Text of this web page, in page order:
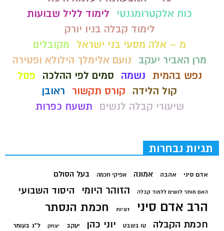
כוח אלקטרומגנטי
לימוד לליל שבועות
לימוד קבלה בניו יורק
מ – אלה מסעי בני ישראל
מקובלים
מרן האביר יעקב
נועם אלימלך הילולא ופטירה
נפש בהמית נשמה סמים לפי ההלכה
פסל
קול הלידה
קורס תקשור
ראובן
שיעורי קבלה לנשים
תשעח כפרות
תגיות נבחרות
אדם סיני אהבה אמונה אפיקי חכמה בעל הסולם
האם מותר לנשים ללמוד קבלה הזוהר היומי היסוד השבועי
הרב אדם סיני זוגיות חכמת הנסתר
חכמת הקבלה טו בשבט יוני כהן יעקב יצחק ל"ג בעומר